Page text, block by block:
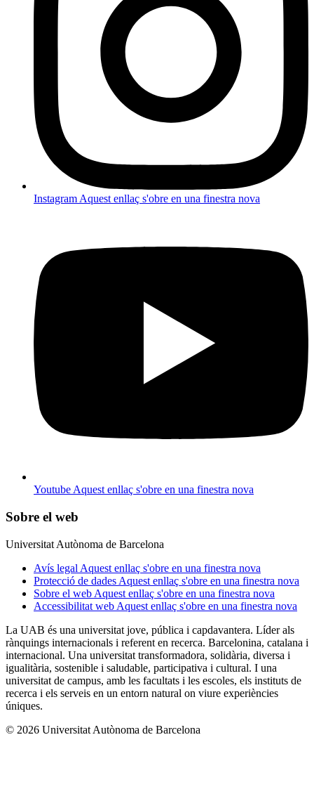
Instagram Aquest enllaç s'obre en una finestra nova
Youtube Aquest enllaç s'obre en una finestra nova
Sobre el web
Universitat Autònoma de Barcelona
Avís legal Aquest enllaç s'obre en una finestra nova
Protecció de dades Aquest enllaç s'obre en una finestra nova
Sobre el web Aquest enllaç s'obre en una finestra nova
Accessibilitat web Aquest enllaç s'obre en una finestra nova
La UAB és una universitat jove, pública i capdavantera. Líder als
rànquings internacionals i referent en recerca. Barcelonina, catalana i
internacional. Una universitat transformadora, solidària, diversa i
igualitària, sostenible i saludable, participativa i cultural. I una
universitat de campus, amb les facultats i les escoles, els instituts de
recerca i els serveis en un entorn natural on viure experiències
úniques.
© 2026 Universitat Autònoma de Barcelona